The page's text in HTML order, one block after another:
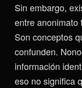
Sin embargo,
entre anonimato
Son conceptos
confunden.
información
eso no significa